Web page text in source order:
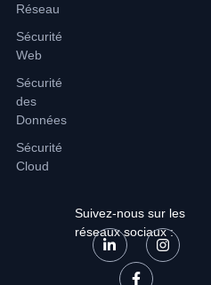
Réseau
Sécurité
Web
Sécurité
des
Données
Sécurité
Cloud
Suivez-nous sur les
réseaux sociaux :